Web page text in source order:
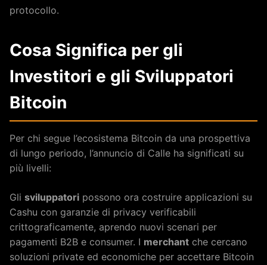
protocollo.
Cosa Significa per gli
Investitori e gli Sviluppatori
Bitcoin
Per chi segue l’ecosistema Bitcoin da una prospettiva
di lungo periodo, l’annuncio di Calle ha significati su
più livelli:
Gli sviluppatori possono ora costruire applicazioni su
Cashu con garanzie di privacy verificabili
crittograficamente, aprendo nuovi scenari per
pagamenti B2B e consumer. I merchant che cercano
soluzioni private ed economiche per accettare Bitcoin